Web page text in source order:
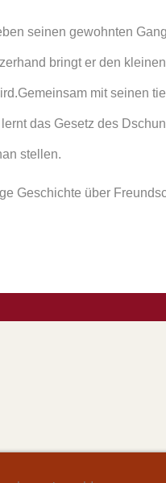
seinen gewohnten
bringt er den
mit seinen
das Gesetz des
stellen.
Geschichte über